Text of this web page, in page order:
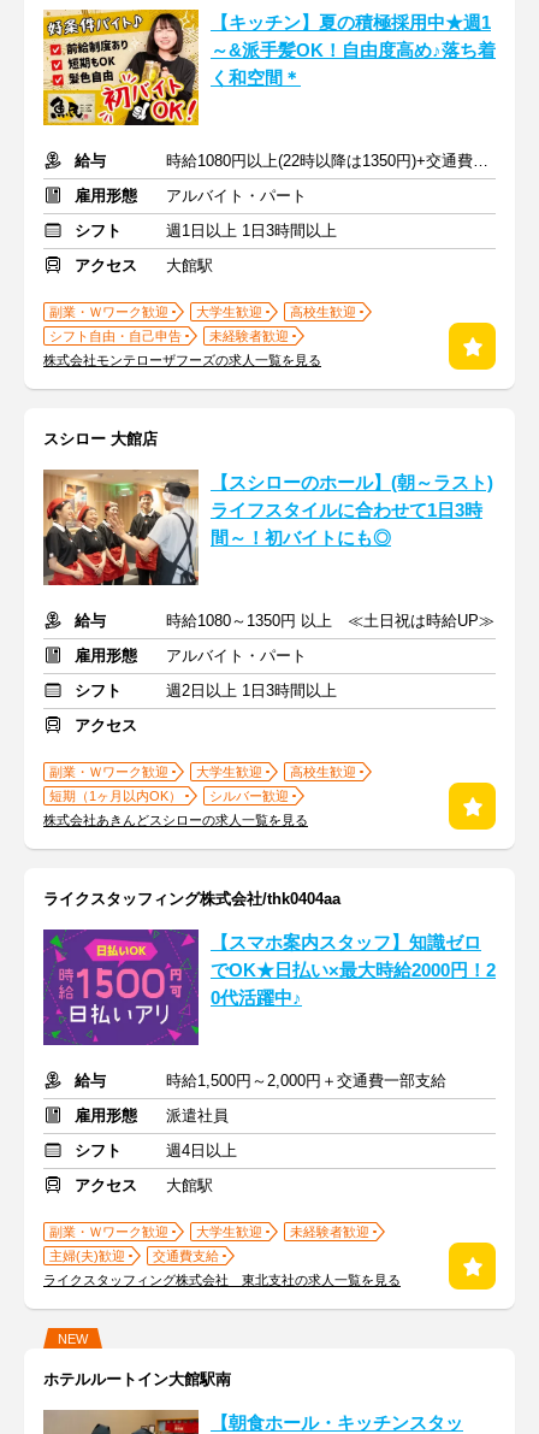
【キッチン】夏の積極採用中★週1
～&派手髪OK！自由度高め♪落ち着
く和空間＊
給与
時給1080円以上(22時以降は1350円)+交通費規定内支給
雇用形態
アルバイト・パート
シフト
週1日以上 1日3時間以上
アクセス
大館駅
副業・Ｗワーク歓迎 大学生歓迎
高校生歓迎
シフト自由・自己申告
未経験者歓迎
株式会社モンテローザフーズの求人一覧を見る
スシロー 大館店
【スシローのホール】(朝～ラスト)
ライフスタイルに合わせて1日3時
間～！初バイトにも◎
給与
時給1080～1350円 以上 ≪土日祝は時給UP≫
雇用形態
アルバイト・パート
シフト
週2日以上 1日3時間以上
アクセス
副業・Ｗワーク歓迎 大学生歓迎
高校生歓迎
短期（1ヶ月以内OK）
シルバー歓迎
株式会社あきんどスシローの求人一覧を見る
ライクスタッフィング株式会社/thk0404aa
【スマホ案内スタッフ】知識ゼロ
でOK★日払い×最大時給2000円！2
0代活躍中♪
給与
時給1,500円～2,000円＋交通費一部支給
雇用形態
派遣社員
シフト
週4日以上
アクセス
大館駅
副業・Ｗワーク歓迎 大学生歓迎
未経験者歓迎
主婦(夫)歓迎
交通費支給
ライクスタッフィング株式会社 東北支社の求人一覧を見る
NEW
ホテルルートイン大館駅南
【朝食ホール・キッチンスタッ